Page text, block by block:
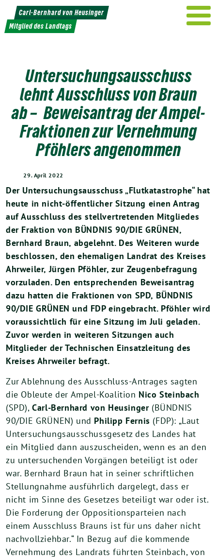
Weiter
zum
Inhalt
Carl-Bernhard von Heusinger
Mitglied des Landtags
Untersuchungsausschuss
lehnt Ausschluss von Braun
ab – Beweisantrag der Ampel-
Fraktionen zur Vernehmung
Pföhlers angenommen
29. April 2022
Der Untersuchungsausschuss „Flutkatastrophe“ hat
heute in nicht-öffentlicher Sitzung einen Antrag
auf Ausschluss des stellvertretenden Mitgliedes
der Fraktion von BÜNDNIS 90/DIE GRÜNEN,
Bernhard Braun, abgelehnt. Des Weiteren wurde
beschlossen, den ehemaligen Landrat des Kreises
Ahrweiler, Jürgen Pföhler, zur Zeugenbefragung
vorzuladen. Den entsprechenden Beweisantrag
dazu hatten die Fraktionen von SPD, BÜNDNIS
90/DIE GRÜNEN und FDP eingebracht. Pföhler wird
voraussichtlich für eine Sitzung im Juli geladen.
Zuvor werden in weiteren Sitzungen auch
Mitglieder der Technischen Einsatzleitung des
Kreises Ahrweiler befragt.
Zur Ablehnung des Ausschluss-Antrages sagten
die Obleute der Ampel-Koalition Nico Steinbach
(SPD),Carl-Bernhard von Heusinger(BÜNDNIS
90/DIE GRÜNEN) und Philipp Fernis (FDP): „Laut
Untersuchungsausschussgesetz des Landes hat
ein Mitglied dann auszuscheiden, wenn es an den
zu untersuchenden Vorgängen beteiligt ist oder
war. Bernhard Braun hat in seiner schriftlichen
Stellungnahme ausführlich dargelegt, dass er
nicht im Sinne des Gesetzes beteiligt war oder ist.
Die Forderung der Oppositionsparteien nach
einem Ausschluss Brauns ist für uns daher nicht
nachvollziehbar.“ In Bezug auf die kommende
Vernehmung des Landrats führten Steinbach, von